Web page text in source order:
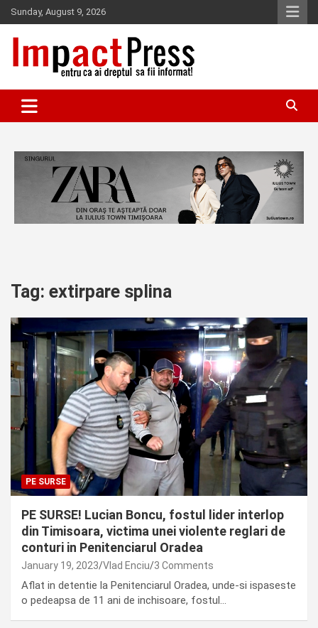
Skip
to
content
Sunday, August 9, 2026
IMPACTPRESS
Tag: extirpare splina
PE SURSE
PE SURSE! Lucian Boncu, fostul lider interlop
din Timisoara, victima unei violente reglari de
conturi in Penitenciarul Oradea
January 19, 2023 Vlad Enciu 3 Comments
Aflat in detentie la Penitenciarul Oradea, unde-si ispaseste
o pedeapsa de 11 ani de inchisoare, fostul…